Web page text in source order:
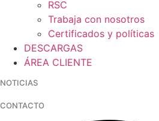
RSC
Trabaja con nosotros
Certificados y políticas
DESCARGAS
ÁREA CLIENTE
NOTICIAS
CONTACTO